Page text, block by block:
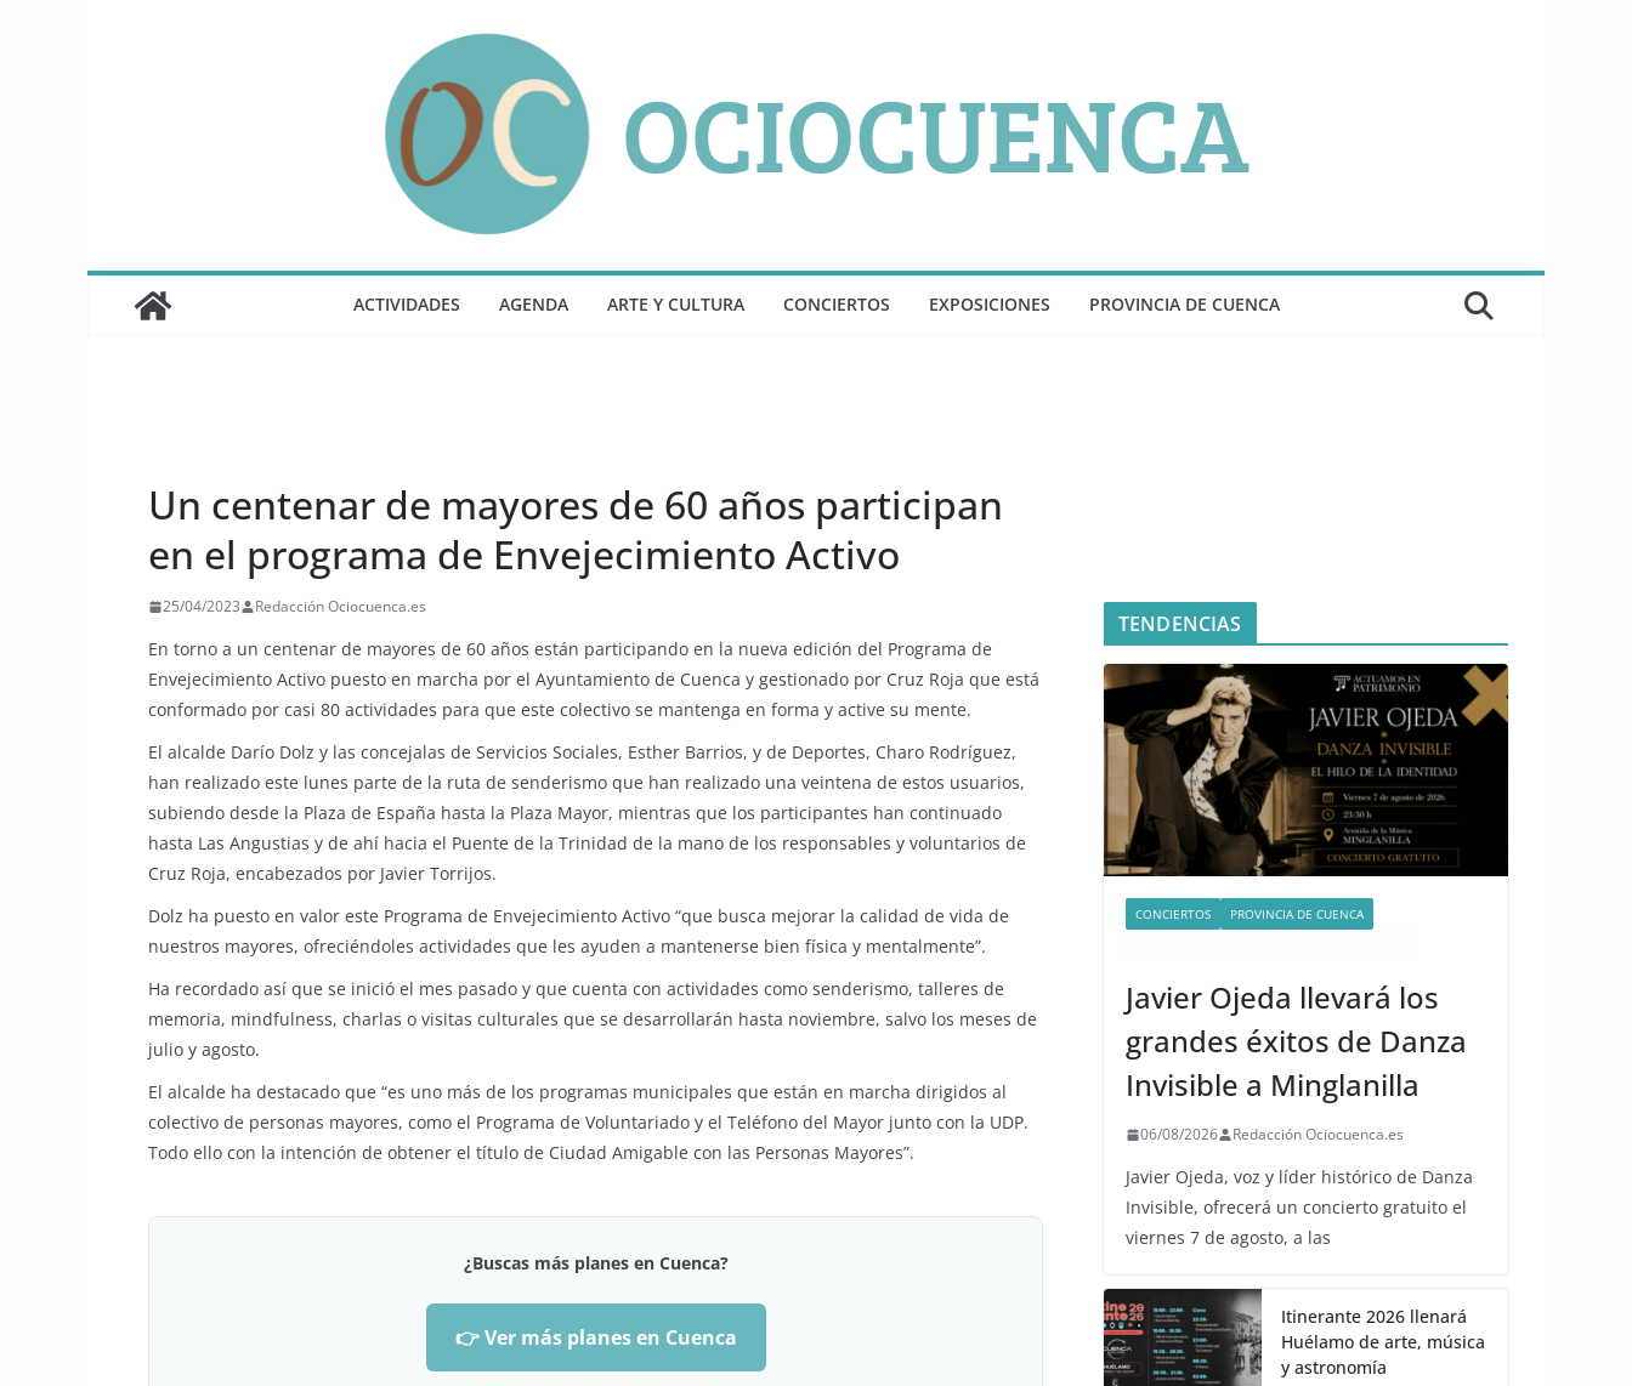
ACTIVIDADES AGENDA ARTE Y CULTURA CONCIERTOS EXPOSICIONES PROVINCIA DE CUENCA
Un centenar de mayores de 60 años participan
en el programa de Envejecimiento Activo
25/04/2023 Redacción Ociocuenca.es
En torno a un centenar de mayores de 60 años están participando en la nueva edición del Programa de
Envejecimiento Activo puesto en marcha por el Ayuntamiento de Cuenca y gestionado por Cruz Roja que está
conformado por casi 80 actividades para que este colectivo se mantenga en forma y active su mente.
El alcalde Darío Dolz y las concejalas de Servicios Sociales, Esther Barrios, y de Deportes, Charo Rodríguez,
han realizado este lunes parte de la ruta de senderismo que han realizado una veintena de estos usuarios,
subiendo desde la Plaza de España hasta la Plaza Mayor, mientras que los participantes han continuado
hasta Las Angustias y de ahí hacia el Puente de la Trinidad de la mano de los responsables y voluntarios de
Cruz Roja, encabezados por Javier Torrijos.
Dolz ha puesto en valor este Programa de Envejecimiento Activo “que busca mejorar la calidad de vida de
nuestros mayores, ofreciéndoles actividades que les ayuden a mantenerse bien física y mentalmente”.
Ha recordado así que se inició el mes pasado y que cuenta con actividades como senderismo, talleres de
memoria, mindfulness, charlas o visitas culturales que se desarrollarán hasta noviembre, salvo los meses de
julio y agosto.
El alcalde ha destacado que “es uno más de los programas municipales que están en marcha dirigidos al
colectivo de personas mayores, como el Programa de Voluntariado y el Teléfono del Mayor junto con la UDP.
Todo ello con la intención de obtener el título de Ciudad Amigable con las Personas Mayores”.
¿Buscas más planes en Cuenca?
👉 Ver más planes en Cuenca
TENDENCIAS
CONCIERTOS
PROVINCIA DE CUENCA
Javier Ojeda llevará los
grandes éxitos de Danza
Invisible a Minglanilla
06/08/2026 Redacción Ociocuenca.es
Javier Ojeda, voz y líder histórico de Danza
Invisible, ofrecerá un concierto gratuito el
viernes 7 de agosto, a las
Itinerante 2026 llenará
Huélamo de arte, música
y astronomía